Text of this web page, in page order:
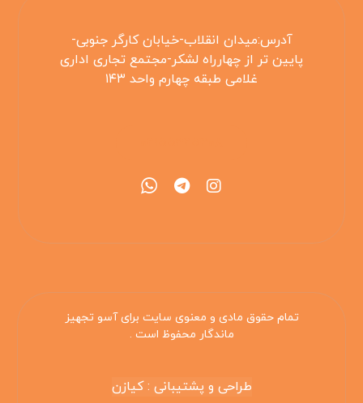
آدرس:میدان انقلاب-خیابان کارگر جنوبی-
پایین تر از چهارراه لشکر-مجتمع تجاری اداری
غلامی طبقه چهارم واحد ۱۴۳
تمام حقوق مادی و معنوی سایت برای آسو تجهیز
ماندگار محفوظ است .
طراحی و پشتیبانی : کیازن